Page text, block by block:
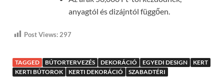
anyagtól és dizájntól függően.
Post Views: 297
TAGGED BÚTORTERVEZÉS DEKORÁCIÓ EGYEDI DESIGN
KERT
KERTI BÚTOROK
KERTI DEKORÁCIÓ
SZABADTÉRI